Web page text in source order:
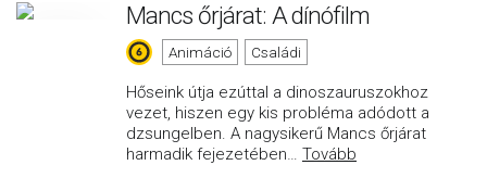
Mancs őrjárat: A dínófilm
Animáció Családi
Hőseink útja ezúttal a dinoszauruszokhoz
vezet, hiszen egy kis probléma adódott a
dzsungelben. A nagysikerű Mancs őrjárat
harmadik fejezetében… Tovább